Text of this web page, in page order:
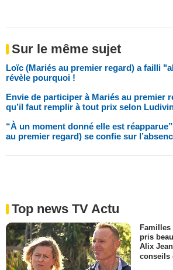
Sur le même sujet
Loïc (Mariés au premier regard) a failli
révèle pourquoi !
Envie de participer à Mariés au premier
qu’il faut remplir à tout prix selon
“À un moment donné elle est
au premier regard) se confie sur
Top news TV Actu
pris
Alix
conseils